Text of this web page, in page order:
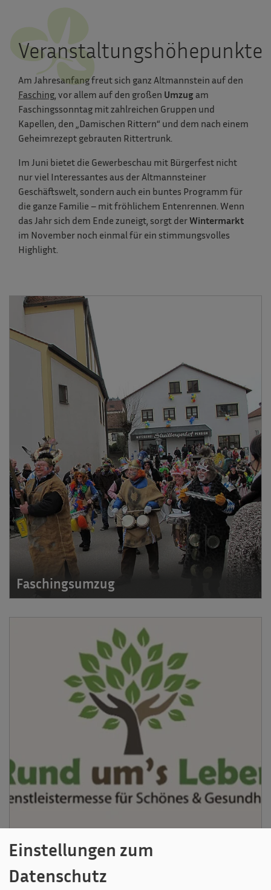
Veranstaltungshöhepunkte
Am Jahresanfang freut sich ganz Altmannstein auf den
Fasching , vor allem auf den großen Umzug am
Faschingssonntag mit zahlreichen Gruppen und
Kapellen, den „Damischen Rittern“ und dem nach einem
Geheimrezept gebrauten Rittertrunk.
Im Juni bietet die Gewerbeschau mit Bürgerfest nicht
nur viel Interessantes aus der Altmannsteiner
Geschäftswelt, sondern auch ein buntes Programm für
die ganze Familie – mit fröhlichem Entenrennen. Wenn
das Jahr sich dem Ende zuneigt, sorgt derWintermarkt
im November noch einmal für ein stimmungsvolles
Highlight.
Faschingsumzug
Einstellungen zum
Datenschutz